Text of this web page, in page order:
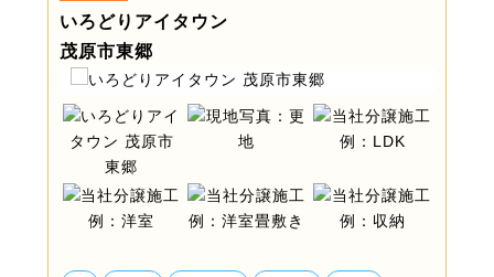
いろどりアイタウン
茂原市東郷